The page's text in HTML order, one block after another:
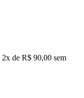
2x de R$ 90,00 sem